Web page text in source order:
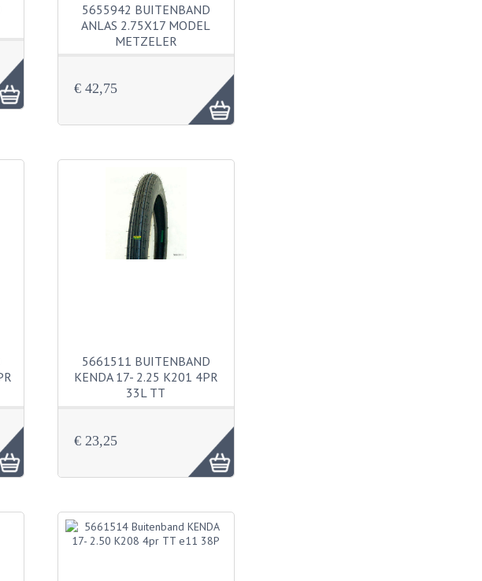
5655942 BUITENBAND
ANLAS 2.75X17 MODEL
METZELER
€ 42,75
5661511 BUITENBAND
KENDA 17- 2.25 K201 4PR
33L TT
€ 23,25